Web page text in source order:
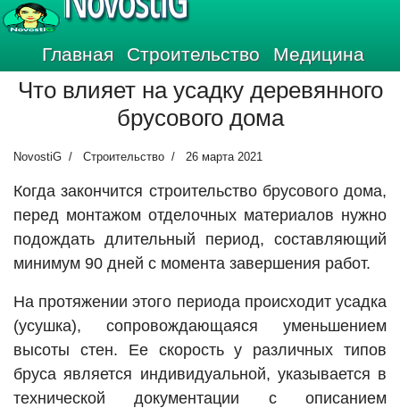
Главная Строительство Медицина
Что влияет на усадку деревянного
брусового дома
NovostiG Строительство 26 марта 2021
Когда закончится строительство брусового дома,
перед монтажом отделочных материалов нужно
подождать длительный период, составляющий
минимум 90 дней с момента завершения работ.
На протяжении этого периода происходит усадка
(усушка), сопровождающаяся уменьшением
высоты стен. Ее скорость у различных типов
бруса является индивидуальной, указывается в
технической документации с описанием